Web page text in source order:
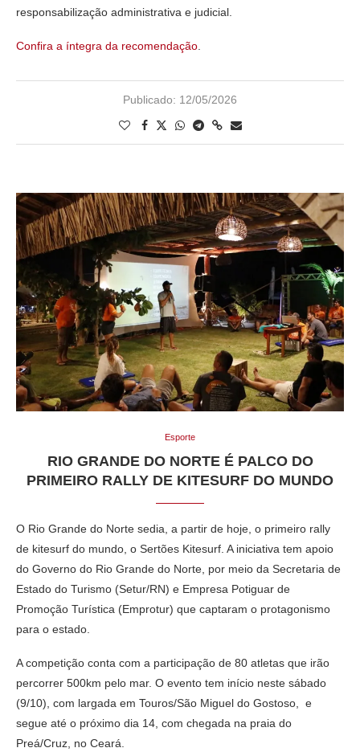
responsabilização administrativa e judicial.
Confira a íntegra da recomendação.
Publicado: 12/05/2026
Esporte
RIO GRANDE DO NORTE É PALCO DO
PRIMEIRO RALLY DE KITESURF DO MUNDO
O Rio Grande do Norte sedia, a partir de hoje, o primeiro rally
de kitesurf do mundo, o Sertões Kitesurf. A iniciativa tem apoio
do Governo do Rio Grande do Norte, por meio da Secretaria de
Estado do Turismo (Setur/RN) e Empresa Potiguar de
Promoção Turística (Emprotur) que captaram o protagonismo
para o estado.
A competição conta com a participação de 80 atletas que irão
percorrer 500km pelo mar. O evento tem início neste sábado
(9/10), com largada em Touros/São Miguel do Gostoso, e
segue até o próximo dia 14, com chegada na praia do
Preá/Cruz, no Ceará.